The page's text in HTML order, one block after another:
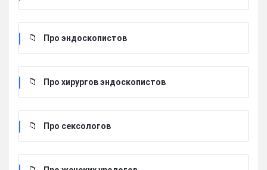
Про эндоскопистов
Про хирургов эндоскопистов
Про сексологов